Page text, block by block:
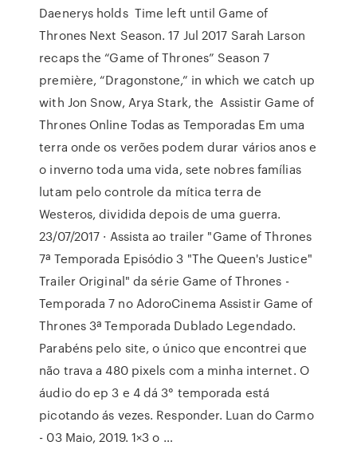
Daenerys holds Time left until Game of
Thrones Next Season. 17 Jul 2017 Sarah Larson
recaps the “Game of Thrones” Season 7
première, “Dragonstone,” in which we catch up
with Jon Snow, Arya Stark, the Assistir Game of
Thrones Online Todas as Temporadas Em uma
terra onde os verões podem durar vários anos e
o inverno toda uma vida, sete nobres famílias
lutam pelo controle da mítica terra de
Westeros, dividida depois de uma guerra.
23/07/2017 · Assista ao trailer "Game of Thrones
7ª Temporada Episódio 3 "The Queen's Justice"
Trailer Original" da série Game of Thrones -
Temporada 7 no AdoroCinema Assistir Game of
Thrones 3ª Temporada Dublado Legendado.
Parabéns pelo site, o único que encontrei que
não trava a 480 pixels com a minha internet. O
áudio do ep 3 e 4 dá 3° temporada está
picotando ás vezes. Responder. Luan do Carmo
- 03 Maio, 2019. 1×3 o …